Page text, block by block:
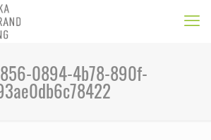
0894-4b78-890f-